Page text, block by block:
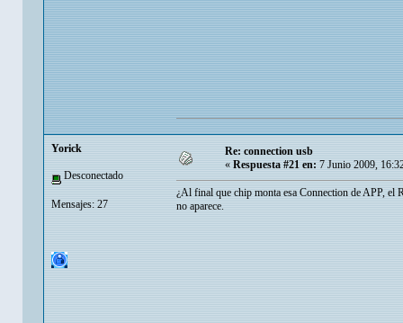
Yorick
Desconectado
Mensajes: 27
Re: connection usb
« Respuesta #21 en: 7 Junio 2009,
¿Al final que chip monta esa Connection de APP, el
no aparece.